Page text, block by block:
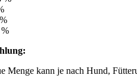
kann je nach Hund,